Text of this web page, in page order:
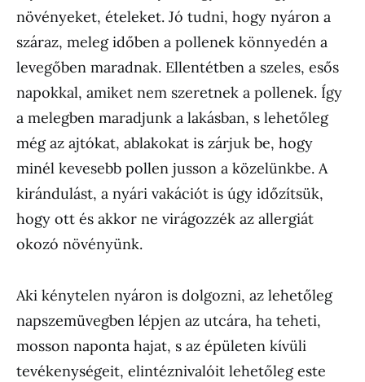
növényeket, ételeket. Jó tudni, hogy nyáron a
száraz, meleg időben a pollenek könnyedén a
levegőben maradnak. Ellentétben a szeles, esős
napokkal, amiket nem szeretnek a pollenek. Így
a melegben maradjunk a lakásban, s lehetőleg
még az ajtókat, ablakokat is zárjuk be, hogy
minél kevesebb pollen jusson a közelünkbe. A
kirándulást, a nyári vakációt is úgy időzítsük,
hogy ott és akkor ne virágozzék az allergiát
okozó növényünk.
Aki kénytelen nyáron is dolgozni, az lehetőleg
napszemüvegben lépjen az utcára, ha teheti,
mosson naponta hajat, s az épületen kívüli
tevékenységeit, elintéznivalóit lehetőleg este